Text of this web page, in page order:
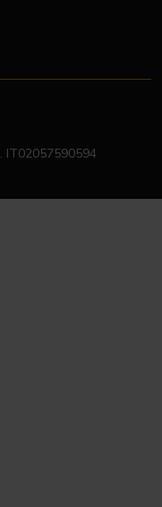
IT02057590594